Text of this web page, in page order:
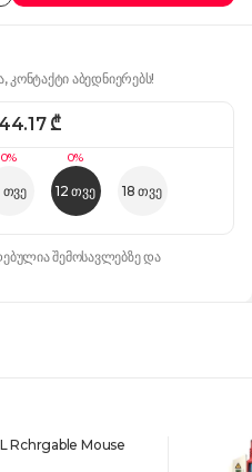
კონტაქტი აბედნიერებს!
0%
თვე
0%
12 თვე 18 თვე
44.17₾
შემოსავლებზე და
Rchrgable Mouse